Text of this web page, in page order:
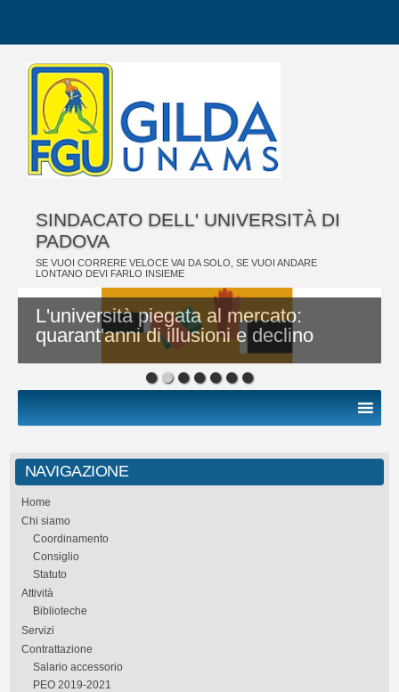
SINDACATO DELL' UNIVERSITÀ DI
PADOVA
SE VUOI CORRERE VELOCE VAI DA SOLO, SE VUOI ANDARE
LONTANO DEVI FARLO INSIEME
L'università piegata al mercato:
quarant'anni di illusioni e declino
NAVIGAZIONE
Home
Chi siamo
Coordinamento
Consiglio
Statuto
Attività
Biblioteche
Servizi
Contrattazione
Salario accessorio
PEO 2019-2021